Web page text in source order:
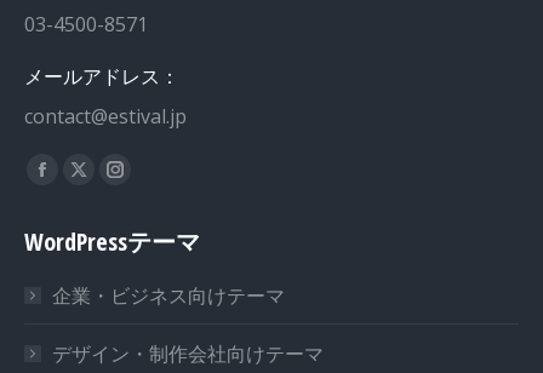
03-4500-8571
メールアドレス：
contact@estival.jp
私達を見つけてください：
WordPressテーマ
企業・ビジネス向けテーマ
デザイン・制作会社向けテーマ